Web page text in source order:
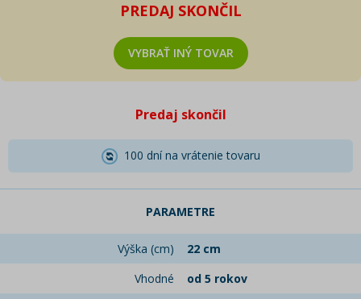
PREDAJ SKONČIL
VYBRAŤ INÝ TOVAR
Predaj skončil
100 dní na vrátenie tovaru
PARAMETRE
Výška (cm)
22 cm
Vhodné
od 5 rokov